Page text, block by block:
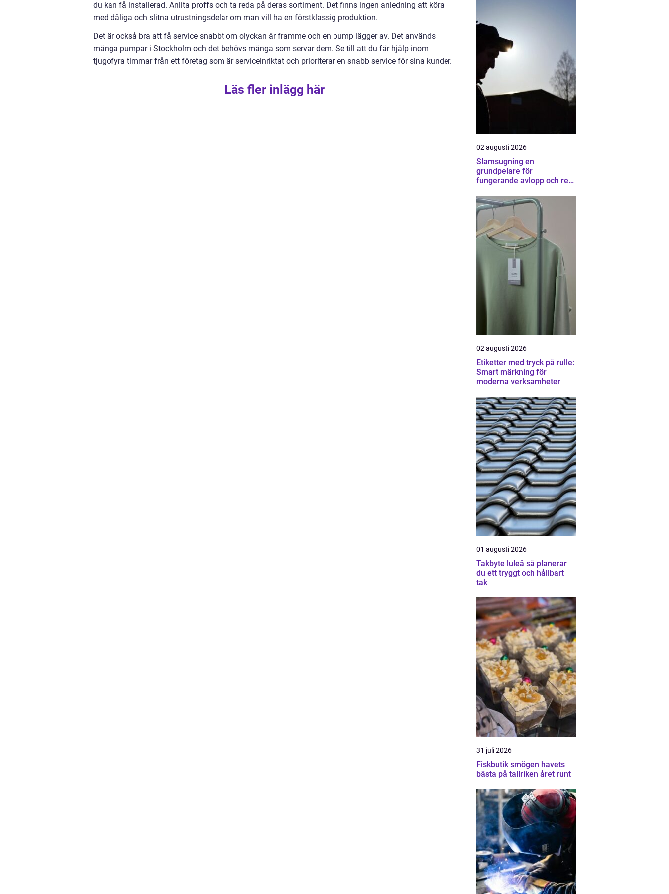
du kan få installerad. Anlita proffs och ta reda på deras sortiment. Det finns ingen anledning att köra
med dåliga och slitna utrustningsdelar om man vill ha en förstklassig produktion.
Det är också bra att få service snabbt om olyckan är framme och en pump lägger av. Det används
många pumpar i Stockholm och det behövs många som servar dem. Se till att du får hjälp inom
tjugofyra timmar från ett företag som är serviceinriktat och prioriterar en snabb service för sina kunder.
Läs fler inlägg här
02 augusti 2026
Slamsugning en
grundpelare för
fungerande avlopp och ren
02 augusti 2026
Etiketter med tryck på rulle:
Smart märkning för
moderna verksamheter
01 augusti 2026
Takbyte luleå så planerar
du ett tryggt och hållbart
tak
31 juli 2026
Fiskbutik smögen havets
bästa på tallriken året runt